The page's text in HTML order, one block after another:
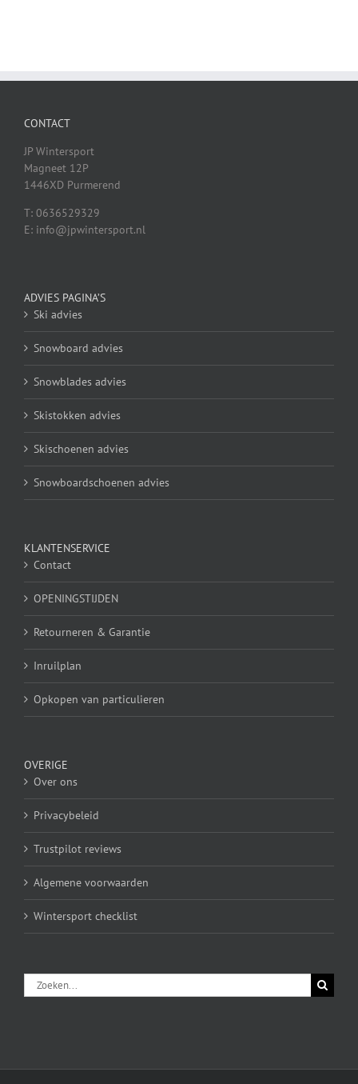
CONTACT
JP Wintersport
Magneet 12P
1446XD Purmerend
T: 0636529329
E: info@jpwintersport.nl
ADVIES PAGINA’S
Ski advies
Snowboard advies
Snowblades advies
Skistokken advies
Skischoenen advies
Snowboardschoenen advies
KLANTENSERVICE
Contact
OPENINGSTIJDEN
Retourneren & Garantie
Inruilplan
Opkopen van particulieren
OVERIGE
Over ons
Privacybeleid
Trustpilot reviews
Algemene voorwaarden
Wintersport checklist
Zoeken
naar: